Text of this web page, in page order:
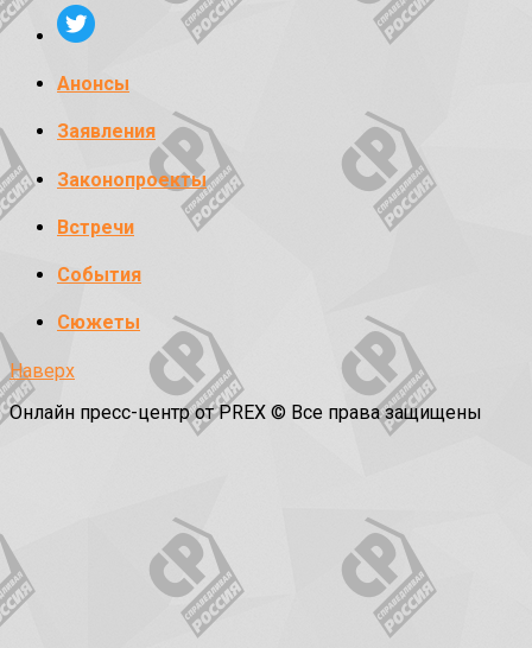
Анонсы
Заявления
Законопроекты
Встречи
События
Сюжеты
Наверх
Онлайн пресс-центр от PREX © Все права защищены